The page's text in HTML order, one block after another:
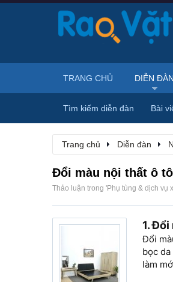
Trang chủ Diễn đàn
Đổi màu nội thất ô
Thảo luận trong 'Phụ tùng & dịch vụ
1.
Đổi
bọc
làm
TRANG CHỦ DIỄN ĐÀN
Tìm kiếm diễn đàn Bài